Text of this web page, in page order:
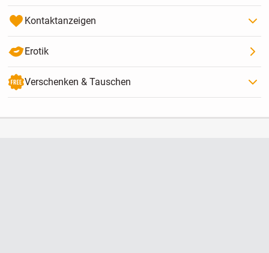
Kontaktanzeigen
Erotik
Verschenken & Tauschen